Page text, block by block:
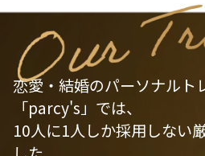
恋愛・結婚のパーソナルト
「parcy's」では、
10人に1人しか採用しない